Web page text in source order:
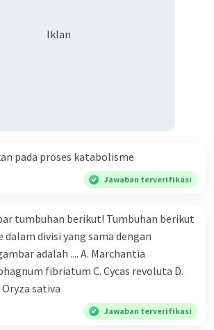
Iklan
pada proses katabolisme
Jawaban terverifikasi
tumbuhan berikut! Tumbuhan berikut
dalam divisi yang sama dengan
adalah .... A. Marchantia
fibriatum C. Cycas revoluta D.
sativa
Jawaban terverifikasi